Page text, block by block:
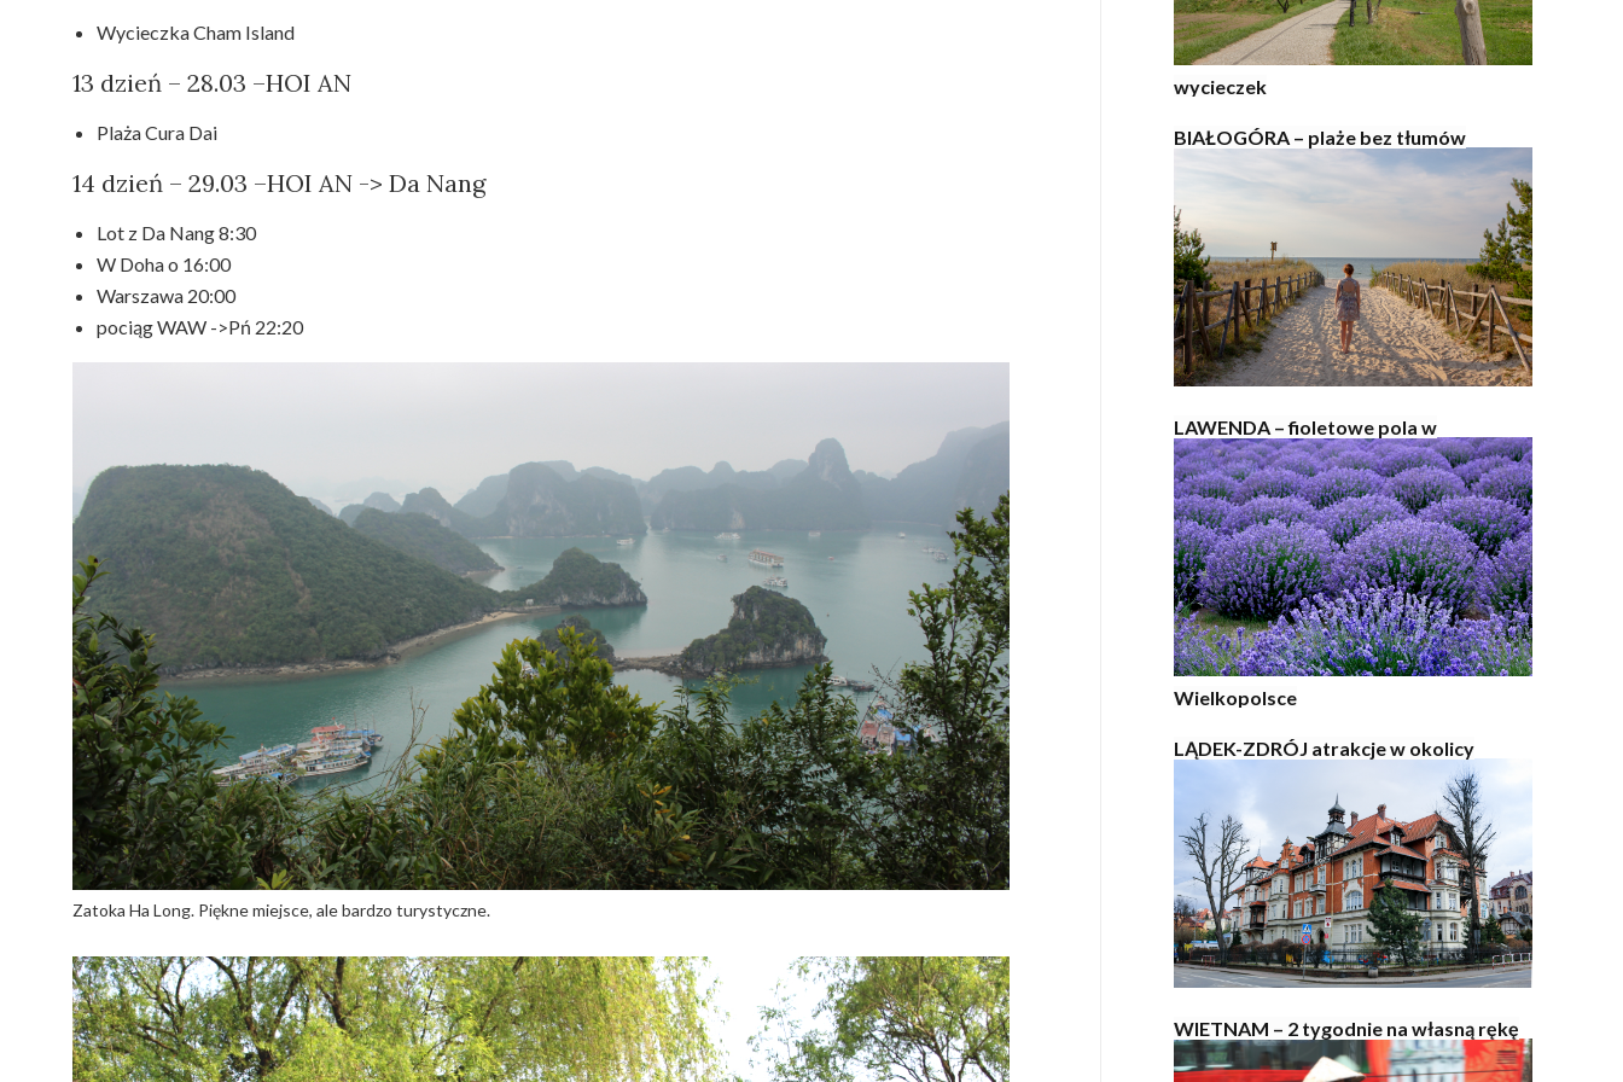
Wycieczka Cham Island
13 dzień – 28.03 –HOI AN
Plaża Cura Dai
14 dzień – 29.03 –HOI AN -> Da Nang
Lot z Da Nang 8:30
W Doha o 16:00
Warszawa 20:00
pociąg WAW ->Pń 22:20
Zatoka Ha Long. Piękne miejsce, ale bardzo turystyczne.
wycieczek
BIAŁOGÓRA – plaże bez tłumów
LAWENDA – fioletowe pola w
Wielkopolsce
LĄDEK-ZDRÓJ atrakcje w okolicy
WIETNAM – 2 tygodnie na własną rękę